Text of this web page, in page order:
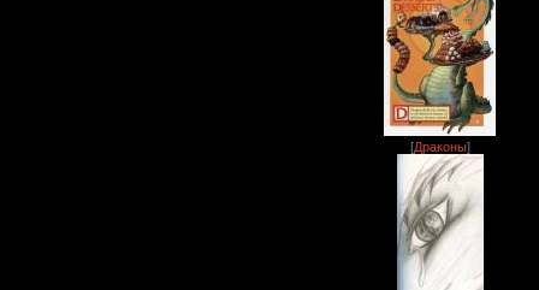
[Драконы]